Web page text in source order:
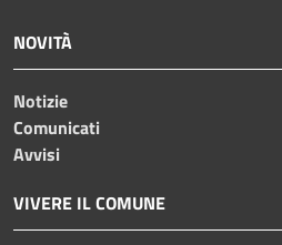
NOVITÀ
Notizie
Comunicati
Avvisi
VIVERE IL COMUNE